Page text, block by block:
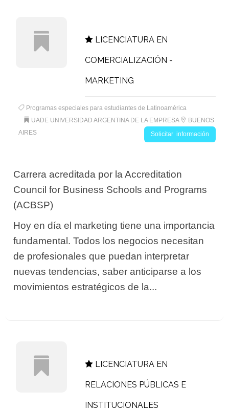
LICENCIATURA EN
COMERCIALIZACIÓN -
MARKETING
Programas especiales para estudiantes de Latinoamérica
UADE UNIVERSIDAD ARGENTINA DE LA EMPRESA
BUENOS
AIRES
Solicitar información
Carrera acreditada por la Accreditation
Council for Business Schools and Programs
(ACBSP)
Hoy en día el marketing tiene una importancia
fundamental. Todos los negocios necesitan
de profesionales que puedan interpretar
nuevas tendencias, saber anticiparse a los
movimientos estratégicos de la...
LICENCIATURA EN
RELACIONES PÚBLICAS E
INSTITUCIONALES